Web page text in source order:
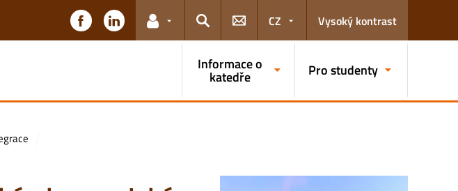
Odkazy pro uživatele
Hledat
CZ Vysoký kontrast
Informace o
katedře Pro studenty